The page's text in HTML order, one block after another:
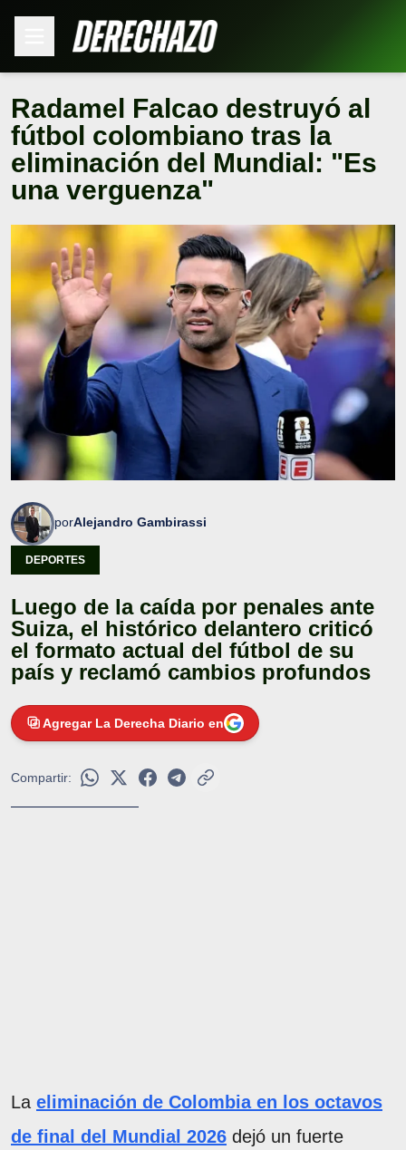
Radamel Falcao destruyó al
fútbol colombiano tras la
eliminación del Mundial: "Es
una verguenza"
porAlejandro Gambirassi
DEPORTES
Luego de la caída por penales ante
Suiza, el histórico delantero criticó
el formato actual del fútbol de su
país y reclamó cambios profundos
Agregar La Derecha Diario en
Compartir:
La eliminación de Colombia en los octavos
de final del Mundial 2026 dejó un fuerte